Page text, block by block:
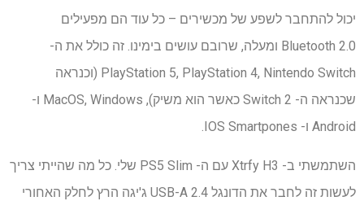
יכול להתחבר לשפע של מכשירים – כל עוד הם מפעילים
Bluetooth 2.0 ומעלה, שרובם עושים בימינו. זה כולל את ה-
PlayStation 5, PlayStation 4, Nintendo Switch (וכנראה
שכנראה ה- Switch 2 כאשר הוא משיק), MacOS, Windows ו-
Android ו- IOS Smartpones.
השתמשתי ב- Xtrfy H3 עם ה- PS5 Slim שלי. כל מה שהייתי צריך
לעשות זה לחבר את הדונגל USB-A 2.4 ג'יגה הרץ לחלק האחורי